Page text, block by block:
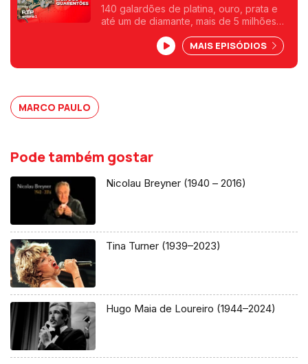
Paulo
140 galardões de platina, ouro, prata e
até um de diamante, mais de 5 milhões
"Morena Morenita", que trazia um poster
grátis e atingiu marca de disco de ouro
numa semana.
MAIS EPISÓDIOS
MARCO PAULO
Pode também gostar
Nicolau Breyner (1940 – 2016)
Tina Turner (1939–2023)
Hugo Maia de Loureiro (1944–2024)